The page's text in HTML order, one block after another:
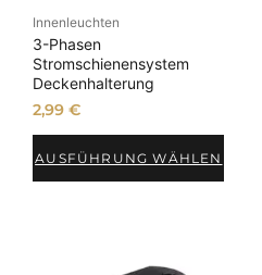
Innenleuchten
3-Phasen
Stromschienensystem
Deckenhalterung
2,99€
AUSFÜHRUNG WÄHLEN